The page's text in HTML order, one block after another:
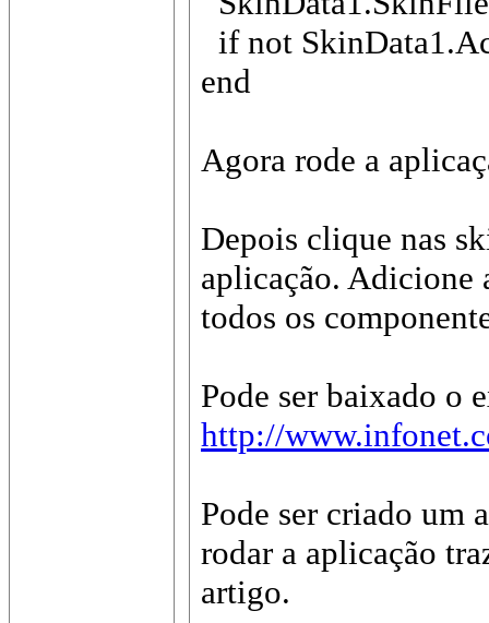
if not
end
Agora rode a
Depois clique nas
aplicação. Adicione
todos os
Pode ser baixado o
http://
Pode ser criado um
rodar a aplicação
artigo.